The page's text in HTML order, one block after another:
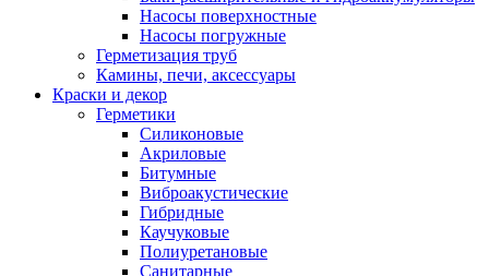
Насосы поверхностные
Насосы погружные
Герметизация труб
Камины, печи, аксессуары
Краски и декор
Герметики
Силиконовые
Акриловые
Битумные
Виброакустические
Гибридные
Каучуковые
Полиуретановые
Санитарные